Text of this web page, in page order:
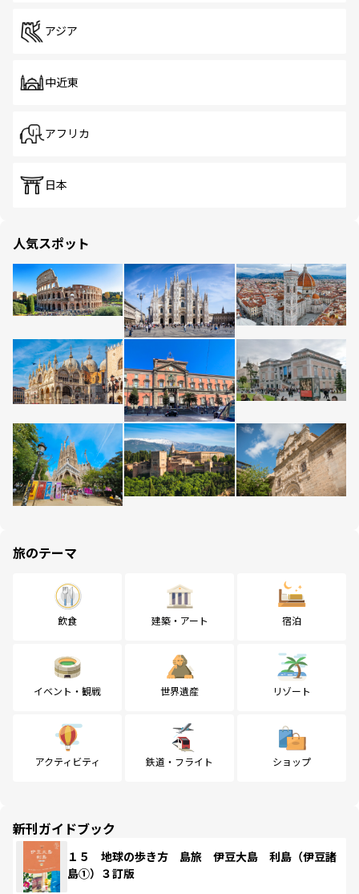
アジア
中近東
アフリカ
日本
人気スポット
旅のテーマ
飲食 建築・アート 宿泊
イベント・観戦 世界遺産 リゾート
アクティビティ 鉄道・フライト ショップ
新刊ガイドブック
１５ 地球の歩き方 島旅 伊豆大島 利島（伊豆諸
島①）３訂版